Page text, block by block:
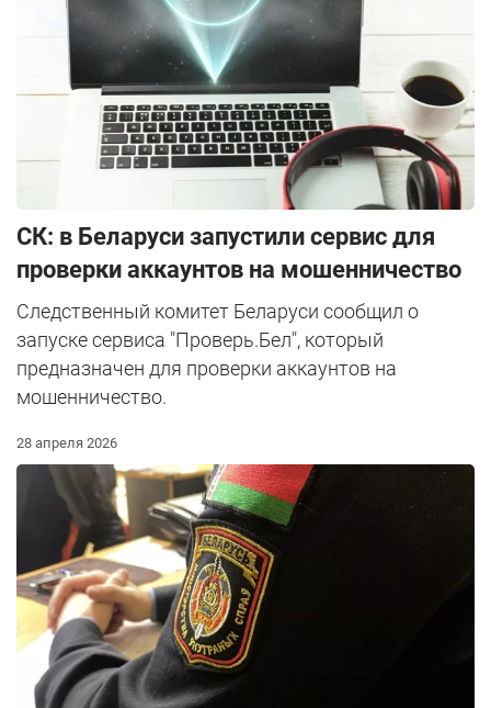
СК: в Беларуси запустили сервис для
проверки аккаунтов на мошенничество
Следственный комитет Беларуси сообщил о
запуске сервиса "Проверь.Бел", который
предназначен для проверки аккаунтов на
мошенничество.
28 апреля 2026